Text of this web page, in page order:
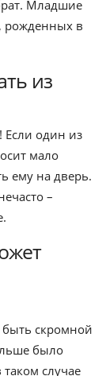
Младшие
рожденных в
из
Если один из
мало
ему на дверь.
–
скромной
было
случае